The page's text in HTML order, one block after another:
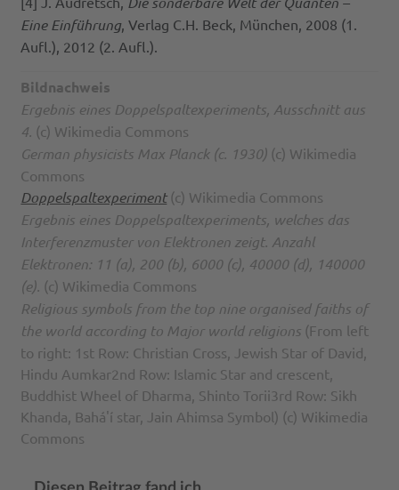
Eine Einführung , Verlag C.H. Beck, München, 2008 (1.
Aufl.), 2012 (2. Aufl.).
Bildnachweis
Ergebnis eines Doppelspaltexperiments, Ausschnitt aus
4. (c) Wikimedia Commons
German physicists Max Planck (c. 1930) (c) Wikimedia
Commons
Doppelspaltexperiment(c) Wikimedia Commons
Ergebnis eines Doppelspaltexperiments, welches das
Interferenzmuster von Elektronen zeigt. Anzahl
Elektronen: 11 (a), 200 (b), 6000 (c), 40000 (d), 140000
(e). (c) Wikimedia Commons
Religious symbols from the top nine organised faiths of
the world according to Major world religions (From left
to right: 1st Row: Christian Cross, Jewish Star of David,
Hindu Aumkar2nd Row: Islamic Star and crescent,
Buddhist Wheel of Dharma, Shinto Torii3rd Row: Sikh
Khanda, Bahá'í star, Jain Ahimsa Symbol) (c) Wikimedia
Commons